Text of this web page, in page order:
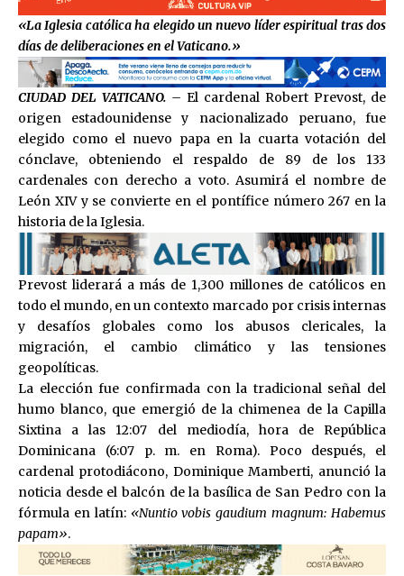
«La Iglesia católica ha elegido un nuevo líder espiritual tras dos
días de deliberaciones en el Vaticano.»
CIUDAD DEL VATICANO. – El cardenal Robert Prevost, de
origen estadounidense y nacionalizado peruano, fue
elegido como el nuevo papa en la cuarta votación del
cónclave, obteniendo el respaldo de 89 de los 133
cardenales con derecho a voto. Asumirá el nombre de
León XIV y se convierte en el pontífice número 267 en la
historia de la Iglesia.
Prevost liderará a más de 1,300 millones de católicos en
todo el mundo, en un contexto marcado por crisis internas
y desafíos globales como los abusos clericales, la
migración, el cambio climático y las tensiones
geopolíticas.
La elección fue confirmada con la tradicional señal del
humo blanco, que emergió de la chimenea de la Capilla
Sixtina a las 12:07 del mediodía, hora de República
Dominicana (6:07 p. m. en Roma). Poco después, el
cardenal protodiácono, Dominique Mamberti, anunció la
noticia desde el balcón de la basílica de San Pedro con la
fórmula en latín: «Nuntio vobis gaudium magnum: Habemus
papam».